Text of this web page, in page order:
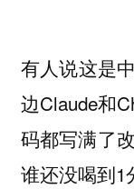
有人说这是
边Claude和
码都写满了
谁还没喝到1